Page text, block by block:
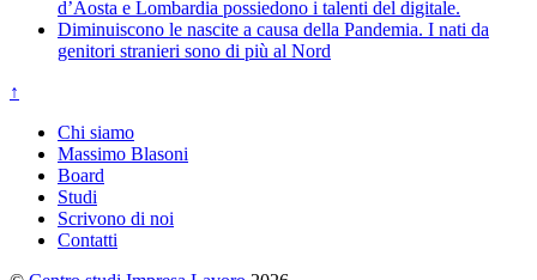
d’Aosta e Lombardia possiedono i talenti del digitale.
Diminuiscono le nascite a causa della Pandemia. I nati da
genitori stranieri sono di più al Nord
↑
Chi siamo
Massimo Blasoni
Board
Studi
Scrivono di noi
Contatti